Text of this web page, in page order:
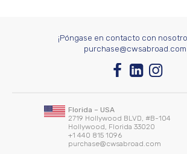
¡Póngase en contacto con
purchase@cwsabroad.com
Florida – USA
2719 Hollywood BLVD, #B-104
Hollywood, Florida 33020
+1 440 815 1096
purchase@cwsabroad.com